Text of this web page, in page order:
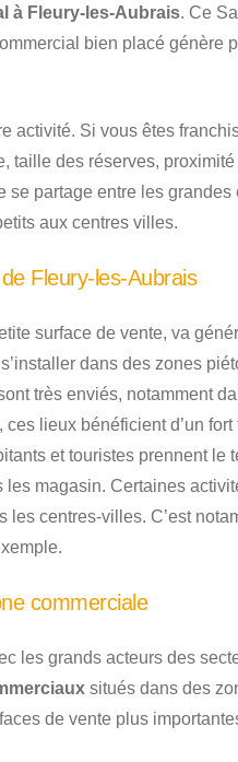
à Fleury-les-Aubrais. Ce
bien placé génère
activité. Si vous êtes
taille des réserves,
se partage entre les
aux centres villes.
Fleury-les-Aubrais
surface de vente, va
dans des zones
très enviés, notamment
lieux bénéficient d’un
et touristes prennent le
les magasin. Certaines
centres-villes. C’est
commerciale
les grands acteurs des
situés dans des
de vente plus